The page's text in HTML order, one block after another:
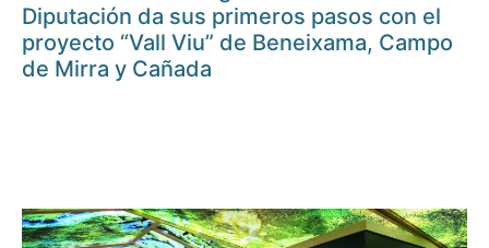
Diputación da sus primeros pasos con el
proyecto “Vall Viu” de Beneixama, Campo
de Mirra y Cañada